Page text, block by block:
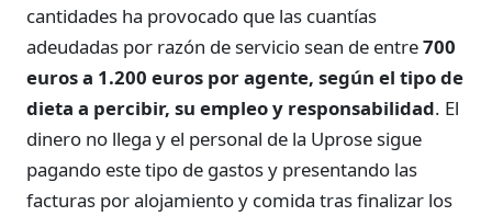
cantidades ha provocado que las cuantías
adeudadas por razón de servicio sean de entre700
euros a 1.200 euros por agente, según el tipo de
dieta a percibir, su empleo y responsabilidad. El
dinero no llega y el personal de la Uprose sigue
pagando este tipo de gastos y presentando las
facturas por alojamiento y comida tras finalizar los